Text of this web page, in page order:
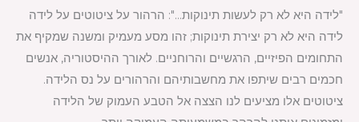
"לידה היא לא רק לעשות תינוקות…": הרהור על ציטוטים על לידה
לידה היא לא רק יצירת תינוקות; זהו מסע מעמיק ומשנה שמקיף את
התחומים הפיזיים, הרגשיים והרוחניים. לאורך ההיסטוריה, אנשים
חכמים רבים שיתפו את מחשבותיהם והרהורים על נס הלידה.
ציטוטים אלו מציעים לנו הצצה אל הטבע העמוק של הלידה